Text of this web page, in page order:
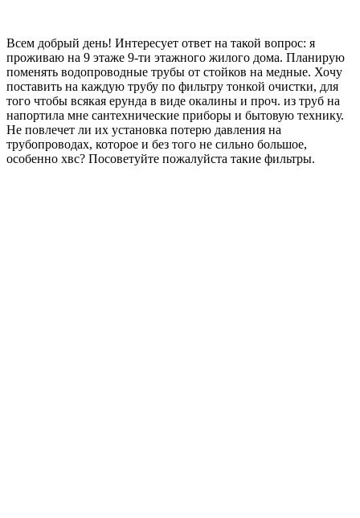
Всем добрый день! Интересует ответ на такой вопрос: я
проживаю на 9 этаже 9-ти этажного жилого дома. Планирую
поменять водопроводные трубы от стойков на медные. Хочу
поставить на каждую трубу по фильтру тонкой очистки, для
того чтобы всякая ерунда в виде окалины и проч. из труб на
напортила мне сантехнические приборы и бытовую технику.
Не повлечет ли их установка потерю давления на
трубопроводах, которое и без того не сильно большое,
особенно хвс? Посоветуйте пожалуйста такие фильтры.